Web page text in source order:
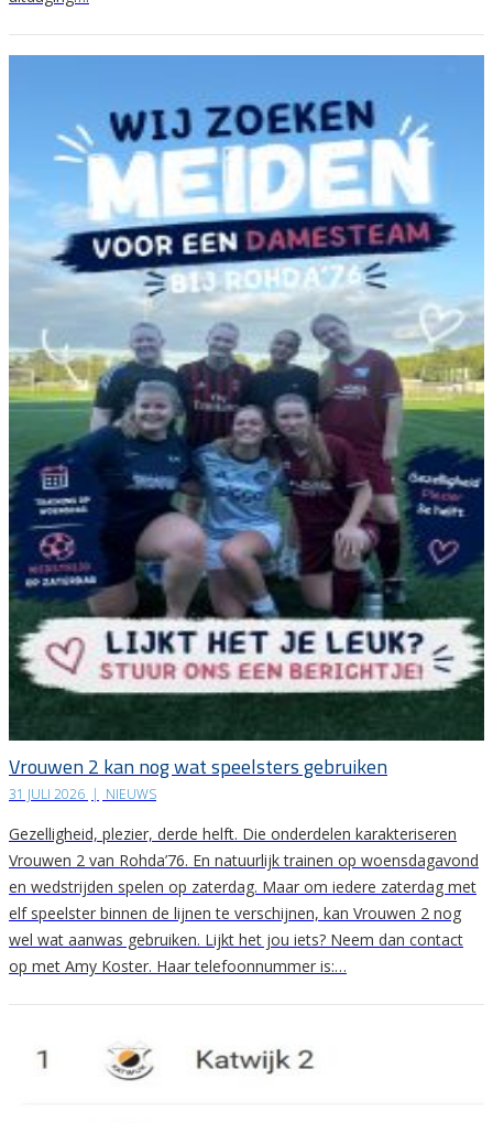
Vrouwen 2 kan nog wat speelsters gebruiken
31 JULI 2026 | NIEUWS
Gezelligheid, plezier, derde helft. Die onderdelen karakteriseren
Vrouwen 2 van Rohda’76. En natuurlijk trainen op woensdagavond
en wedstrijden spelen op zaterdag. Maar om iedere zaterdag met
elf speelster binnen de lijnen te verschijnen, kan Vrouwen 2 nog
wel wat aanwas gebruiken. Lijkt het jou iets? Neem dan contact
op met Amy Koster. Haar telefoonnummer is:…